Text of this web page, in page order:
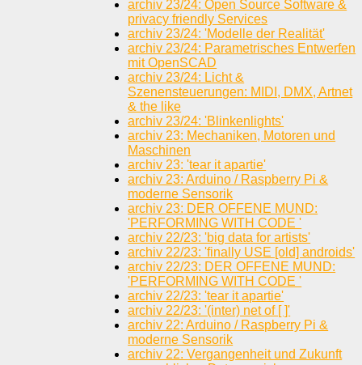
archiv 23/24: Open Source Software &
privacy friendly Services
archiv 23/24: 'Modelle der Realität'
archiv 23/24: Parametrisches Entwerfen
mit OpenSCAD
archiv 23/24: Licht &
Szenensteuerungen: MIDI, DMX, Artnet
& the like
archiv 23/24: 'Blinkenlights'
archiv 23: Mechaniken, Motoren und
Maschinen
archiv 23: 'tear it apartie'
archiv 23: Arduino / Raspberry Pi &
moderne Sensorik
archiv 23: DER OFFENE MUND:
'PERFORMING WITH CODE '
archiv 22/23: 'big data for artists'
archiv 22/23: 'finally USE [old] androids'
archiv 22/23: DER OFFENE MUND:
'PERFORMING WITH CODE '
archiv 22/23: 'tear it apartie'
archiv 22/23: '(inter) net of [ ]'
archiv 22: Arduino / Raspberry Pi &
moderne Sensorik
archiv 22: Vergangenheit und Zukunft